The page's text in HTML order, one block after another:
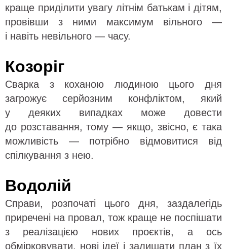
краще приділити увагу літнім батькам і дітям,
провівши з ними максимум вільного —
і навіть невільного — часу.
Козоріг
Сварка з коханою людиною цього дня
загрожує серйозним конфліктом, який
у деяких випадках може довести
до розставання, тому — якщо, звісно, є така
можливість — потрібно відмовитися від
спілкування з нею.
Водолій
Справи, розпочаті цього дня, заздалегідь
приречені на провал, тож краще не поспішати
з реалізацією нових проєктів, а ось
обмірковувати, нові ідеї і залишати план з їх